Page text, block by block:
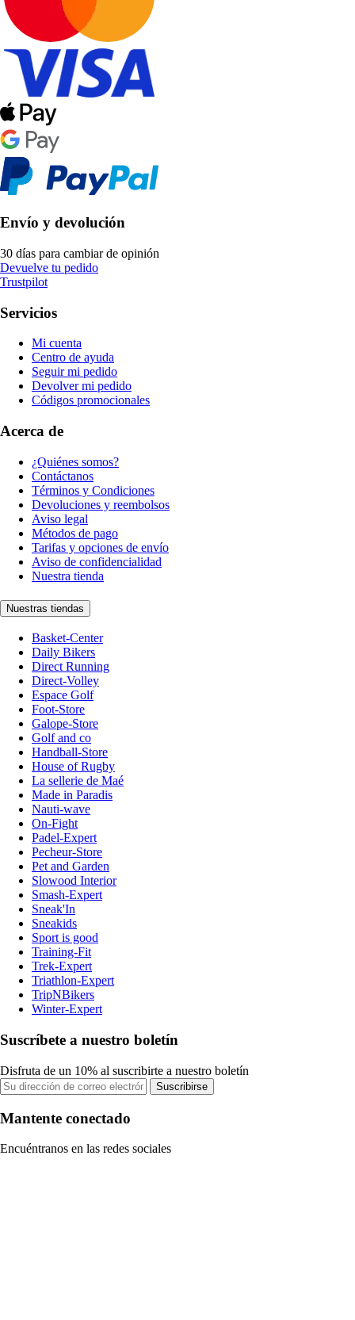
Envío y devolución
30 días para cambiar de opinión
Devuelve tu pedido
Trustpilot
Servicios
Mi cuenta
Centro de ayuda
Seguir mi pedido
Devolver mi pedido
Códigos promocionales
Acerca de
¿Quiénes somos?
Contáctanos
Términos y Condiciones
Devoluciones y reembolsos
Aviso legal
Métodos de pago
Tarifas y opciones de envío
Aviso de confidencialidad
Nuestra tienda
Nuestras tiendas
Basket-Center
Daily Bikers
Direct Running
Direct-Volley
Espace Golf
Foot-Store
Galope-Store
Golf and co
Handball-Store
House of Rugby
La sellerie de Maé
Made in Paradis
Nauti-wave
On-Fight
Padel-Expert
Pecheur-Store
Pet and Garden
Slowood Interior
Smash-Expert
Sneak'In
Sneakids
Sport is good
Training-Fit
Trek-Expert
Triathlon-Expert
TripNBikers
Winter-Expert
Suscríbete a nuestro boletín
Disfruta de un 10% al suscribirte a nuestro boletín
Suscribirse
Mantente conectado
Encuéntranos en las redes sociales